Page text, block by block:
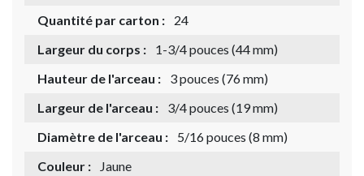
Quantité par carton :
24
Largeur du corps :
1-3/4 pouces (44 mm)
Hauteur de l'arceau :
3 pouces (76 mm)
Largeur de l'arceau :
3/4 pouces (19 mm)
Diamètre de l'arceau :
5/16 pouces (8 mm)
Couleur :
Jaune